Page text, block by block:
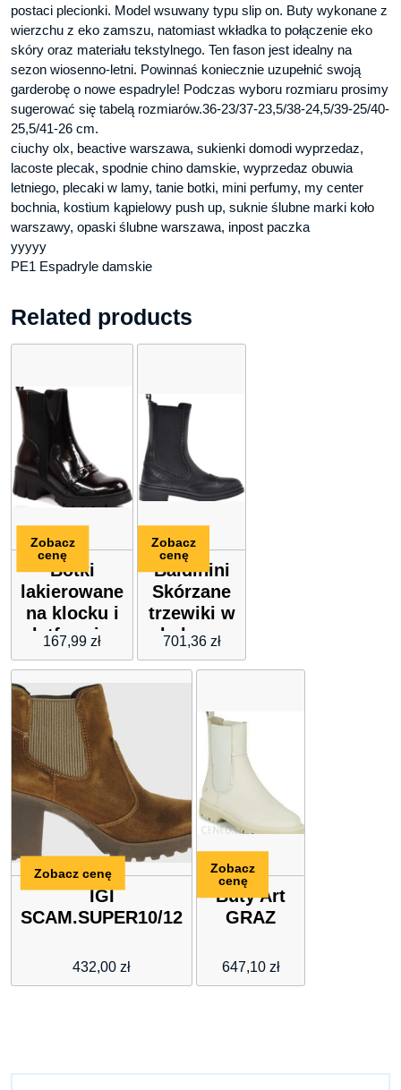
postaci plecionki. Model wsuwany typu slip on. Buty wykonane z
wierzchu z eko zamszu, natomiast wkładka to połączenie eko
skóry oraz materiału tekstylnego. Ten fason jest idealny na
sezon wiosenno-letni. Powinnaś koniecznie uzupełnić swoją
garderobę o nowe espadryle! Podczas wyboru rozmiaru prosimy
sugerować się tabelą rozmiarów.36-23/37-23,5/38-24,5/39-25/40-
25,5/41-26 cm.
ciuchy olx, beactive warszawa, sukienki domodi wyprzedaz,
lacoste plecak, spodnie chino damskie, wyprzedaz obuwia
letniego, plecaki w lamy, tanie botki, mini perfumy, my center
bochnia, kostium kąpielowy push up, suknie ślubne marki koło
warszawy, opaski ślubne warszawa, inpost paczka
yyyyy
PE1 Espadryle damskie
Related products
Botki
lakierowane
na klocku i
platformie z
łańcuchem
czarne
Potocki
167,99 zł
Zobacz
cenę
Baldinini
Skórzane
trzewiki w
kolorze
czarnym
701,36 zł
Zobacz
cenę
IGI
SCAM.SUPER10/12
432,00 zł
Zobacz cenę
Buty Art
GRAZ
647,10 zł
Zobacz
cenę